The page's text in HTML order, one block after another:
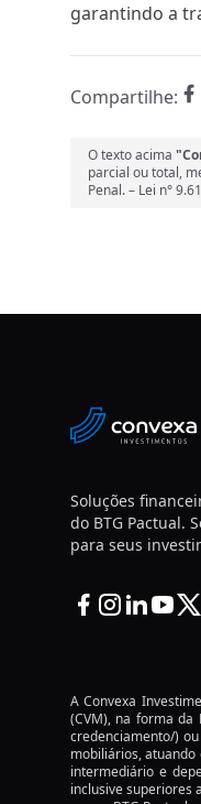
garantindo a
Compartilhe:
O texto acima
parcial ou total,
Penal. – Lei n°
Soluções
do BTG Pactual.
para seus
A Convexa
(CVM), na forma da
credenciamento/)
mobiliários,
intermediário e
inclusive superiores